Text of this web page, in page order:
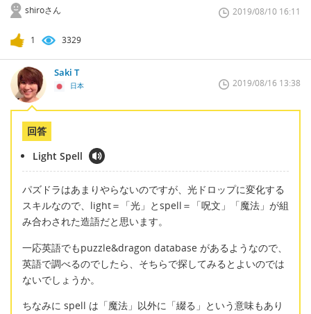
shiroさん 2019/08/10 16:11
1 3329
Saki T
日本 2019/08/16 13:38
回答
Light Spell
パズドラはあまりやらないのですが、光ドロップに変化する
スキルなので、light＝「光」とspell＝「呪文」「魔法」が組
み合わされた造語だと思います。
一応英語でもpuzzle&dragon database があるようなので、
英語で調べるのでしたら、そちらで探してみるとよいのでは
ないでしょうか。
ちなみに spell は「魔法」以外に「綴る」という意味もあり